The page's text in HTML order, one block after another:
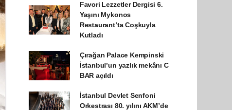
Favori Lezzetler Dergisi 6.
Yaşını Mykonos
Restaurant’ta Coşkuyla
Kutladı
Çırağan Palace Kempinski
İstanbul’un yazlık mekânı C
BAR açıldı
İstanbul Devlet Senfoni
Orkestrası 80. yılını AKM’de